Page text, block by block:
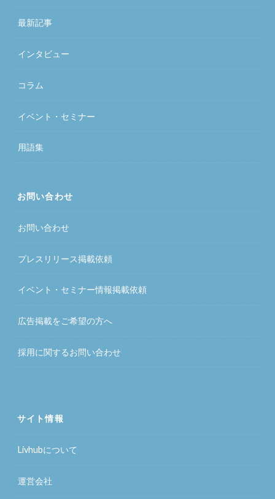
最新記事
インタビュー
コラム
イベント・セミナー
用語集
お問い合わせ
お問い合わせ
プレスリリース掲載依頼
イベント・セミナー情報掲載依頼
広告掲載をご希望の方へ
採用に関するお問い合わせ
サイト情報
Livhubについて
運営会社